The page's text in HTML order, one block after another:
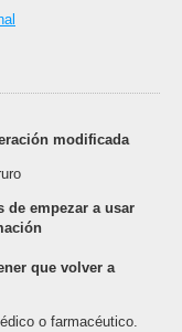
modificada
de empezar a usar
que volver a
o farmacéutico.